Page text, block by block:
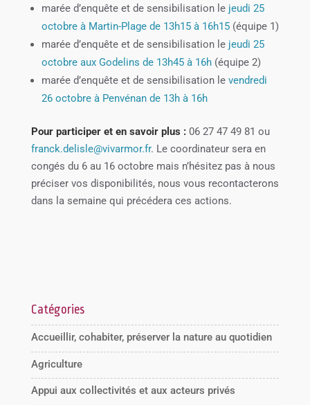
marée d’enquête et de sensibilisation le jeudi 25
octobre à Martin-Plage de 13h15 à 16h15(équipe 1)
marée d’enquête et de sensibilisation le jeudi 25
octobre aux Godelins de 13h45 à 16h(équipe 2)
marée d’enquête et de sensibilisation le vendredi
26 octobre à Penvénan de 13h à 16h
Pour participer et en savoir plus : 06 27 47 49 81 ou
franck.delisle@vivarmor.fr. Le coordinateur sera en
congés du 6 au 16 octobre mais n’hésitez pas à nous
préciser vos disponibilités, nous vous recontacterons
dans la semaine qui précédera ces actions.
Catégories
Accueillir, cohabiter, préserver la nature au quotidien
Agriculture
Appui aux collectivités et aux acteurs privés